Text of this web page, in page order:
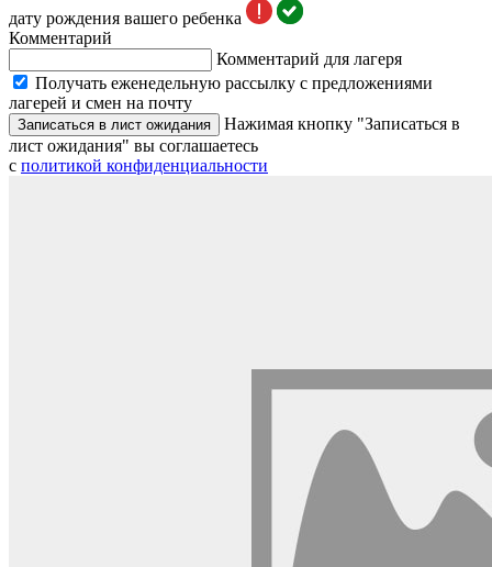
дату рождения вашего ребенка
Комментарий
Комментарий для лагеря
Получать еженедельную рассылку с предложениями
лагерей и смен на почту
Записаться в лист ожидания
Нажимая кнопку "Записаться в
лист ожидания" вы соглашаетесь
с политикой конфиденциальности